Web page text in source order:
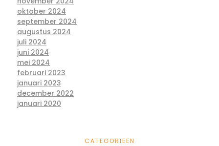
oktober 2024
september 2024
augustus 2024
juli 2024
juni 2024
mei 2024
februari 2023
januari 2023
december 2022
januari 2020
CATEGORIEËN